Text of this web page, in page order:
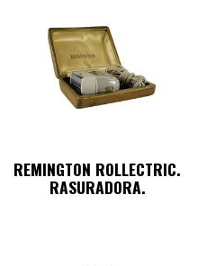
REMINGTON ROLLECTRIC.
RASURADORA.